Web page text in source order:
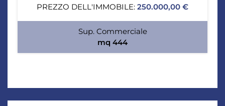
PREZZO DELL'IMMOBILE: 250.000,00 €
Sup. Commerciale
mq 444